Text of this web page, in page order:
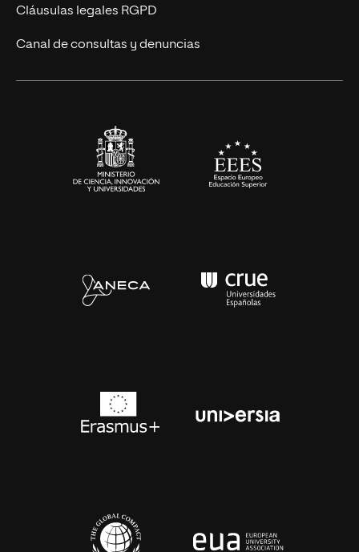
UNIR Revista
Eventos
Cláusulas legales RGPD
Canal de consultas y denuncias